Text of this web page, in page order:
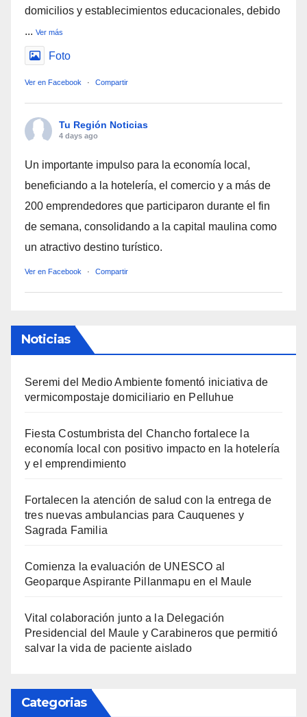
domicilios y establecimientos educacionales, debido
... Ver más
Foto
Ver en Facebook · Compartir
Tu Región Noticias
4 days ago
Un importante impulso para la economía local,
beneficiando a la hotelería, el comercio y a más de
200 emprendedores que participaron durante el fin
de semana, consolidando a la capital maulina como
un atractivo destino turístico.
Ver en Facebook · Compartir
Noticias
Seremi del Medio Ambiente fomentó iniciativa de
vermicompostaje domiciliario en Pelluhue
Fiesta Costumbrista del Chancho fortalece la
economía local con positivo impacto en la hotelería
y el emprendimiento
Fortalecen la atención de salud con la entrega de
tres nuevas ambulancias para Cauquenes y
Sagrada Familia
Comienza la evaluación de UNESCO al
Geoparque Aspirante Pillanmapu en el Maule
Vital colaboración junto a la Delegación
Presidencial del Maule y Carabineros que permitió
salvar la vida de paciente aislado
Categorias